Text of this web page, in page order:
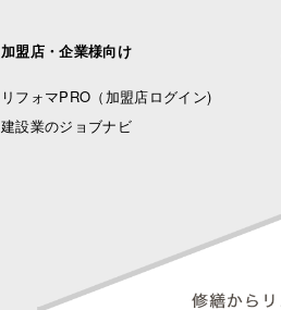
加盟店・企業様向け
リフォマPRO （加盟店ログイン)
建設業のジョブナビ